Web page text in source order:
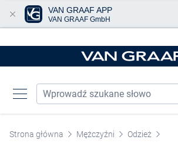
Strona główna Mężczyźni
Odzież
VAN GRAAF APP
VAN GRAAF GmbH